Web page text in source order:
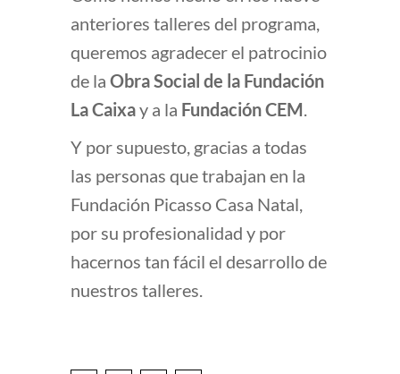
anteriores talleres del programa,
queremos agradecer el patrocinio
de la Obra Social de la Fundación
La Caixay a la Fundación CEM.
Y por supuesto, gracias a todas
las personas que trabajan en la
Fundación Picasso Casa Natal,
por su profesionalidad y por
hacernos tan fácil el desarrollo de
nuestros talleres.